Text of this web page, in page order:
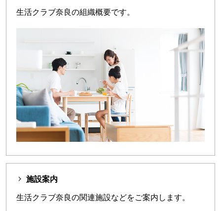
生活クラブ奈良の組織概要です。
施設案内
生活クラブ奈良の関連施設などをご案内します。